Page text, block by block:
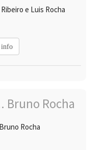
e Luis Rocha
info
Rocha